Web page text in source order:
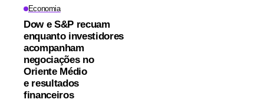
Economia
Dow e S&P recuam
enquanto investidores
acompanham
negociações no
Oriente Médio
e resultados
financeiros